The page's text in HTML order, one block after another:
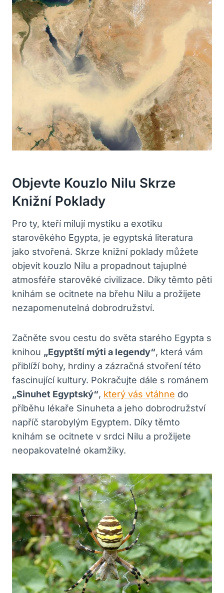
Objevte Kouzlo Nilu Skrze
Knižní Poklady
Pro ty, kteří milují mystiku a exotiku
starověkého Egypta, je egyptská literatura
jako stvořená. Skrze knižní poklady můžete
objevit kouzlo Nilu a propadnout tajuplné
atmosféře starověké civilizace. Díky těmto pěti
knihám se ocitnete na břehu Nilu a prožijete
nezapomenutelná dobrodružství.
Začněte svou cestu do světa starého Egypta s
knihou „Egyptští mýti a legendy“, která vám
přiblíží bohy, hrdiny a zázračná stvoření této
fascinující kultury. Pokračujte dále s románem
„Sinuhet Egyptský“, který vás vtáhne do
příběhu lékaře Sinuheta a jeho dobrodružství
napříč starobylým Egyptem. Díky těmto
knihám se ocitnete v srdci Nilu a prožijete
neopakovatelné okamžiky.